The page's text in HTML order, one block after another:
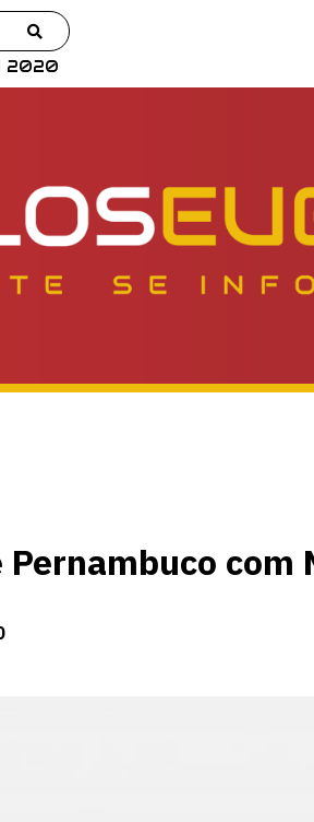
2020
Pernambuco com